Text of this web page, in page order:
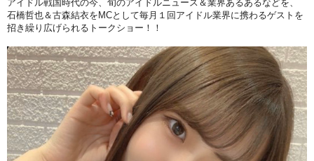
アイドル戦国時代の今、旬のアイドルニュース＆業界あるあるなどを、
石橋哲也＆古森結衣をMCとして毎月１回アイドル業界に携わるゲストを
招き繰り広げられる トークショー！！